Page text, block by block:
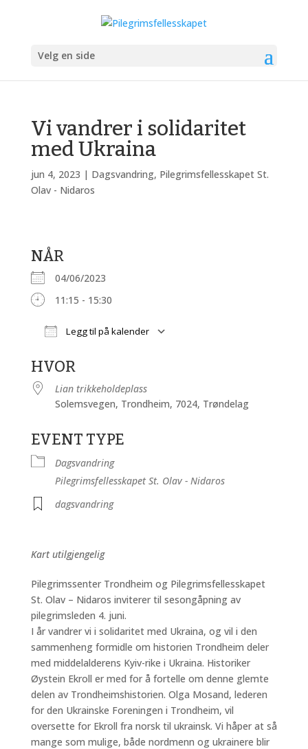
Velg en side
Vi vandrer i solidaritet
med Ukraina
jun 4, 2023 | Dagsvandring, Pilegrimsfellesskapet St.
Olav - Nidaros
NÅR
04/06/2023
11:15 - 15:30
Legg til på kalender
HVOR
Lian trikkeholdeplass
Solemsvegen, Trondheim, 7024, Trøndelag
EVENT TYPE
Dagsvandring
Pilegrimsfellesskapet St. Olav - Nidaros
dagsvandring
Kart utilgjengelig
Pilegrimssenter Trondheim og Pilegrimsfellesskapet
St. Olav – Nidaros inviterer til sesongåpning av
pilegrimsleden 4. juni.
I år vandrer vi i solidaritet med Ukraina, og vil i den
sammenheng formidle om historien Trondheim deler
med middelalderens Kyiv-rike i Ukraina. Historiker
Øystein Ekroll er med for å fortelle om denne glemte
delen av Trondheimshistorien. Olga Mosand, lederen
for den Ukrainske Foreningen i Trondheim, vil
oversette for Ekroll fra norsk til ukrainsk. Vi håper at så
mange som mulige, både nordmenn og ukrainere blir